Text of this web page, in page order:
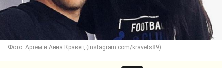
Фото: Артем и Анна Кравец (instagram.com/kravets89)